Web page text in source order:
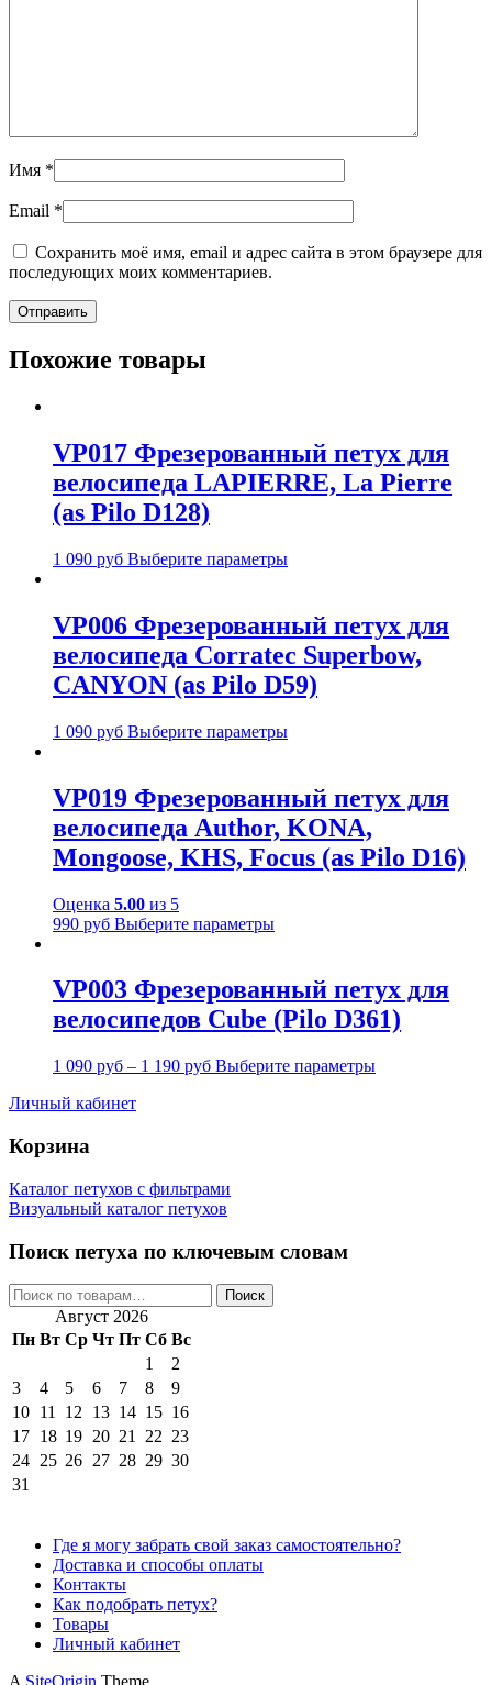
Имя *
Email *
Сохранить моё имя, email и адрес сайта в этом браузере для
последующих моих комментариев.
Похожие товары
VP017 Фрезерованный петух для
велосипеда LAPIERRE, La Pierre
(as Pilo D128)
1 090 руб Выберите параметры
VP006 Фрезерованный петух для
велосипеда Corratec Superbow,
CANYON (as Pilo D59)
1 090 руб Выберите параметры
VP019 Фрезерованный петух для
велосипеда Author, KONA,
Mongoose, KHS, Focus (as Pilo D16)
Оценка 5.00 из 5
990 руб Выберите параметры
VP003 Фрезерованный петух для
велосипедов Cube (Pilo D361)
1 090 руб – 1 190 руб Выберите параметры
Личный кабинет
Корзина
Каталог петухов с фильтрами
Визуальный каталог петухов
Поиск петуха по ключевым словам
Искать: Поиск
Август 2026
Пн Вт Ср Чт Пт Сб Вс
1
2
3
4 5 6 7 8
9
10 11 12 13 14 15 16
17 18 19 20 21 22 23
24 25 26 27 28 29 30
31
Где я могу забрать свой заказ самостоятельно?
Доставка и способы оплаты
Контакты
Как подобрать петух?
Товары
Личный кабинет